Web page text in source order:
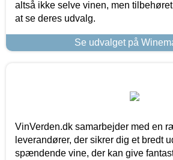
altså ikke selve vinen, men
at se deres udvalg.
Se udvalget på
VinVerden.dk samarbejder med en
leverandører, der sikrer dig et bredt
spændende vine, der kan give